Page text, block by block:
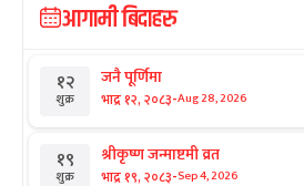
आगामी बिदाहरु
१२
शुक्र
जनै पूर्णिमा
भाद्र १२, २०८३-Aug 28, 2026
१९
शुक्र
श्रीकृष्ण जन्माष्टमी व्रत
भाद्र १९, २०८३-Sep 4, 2026